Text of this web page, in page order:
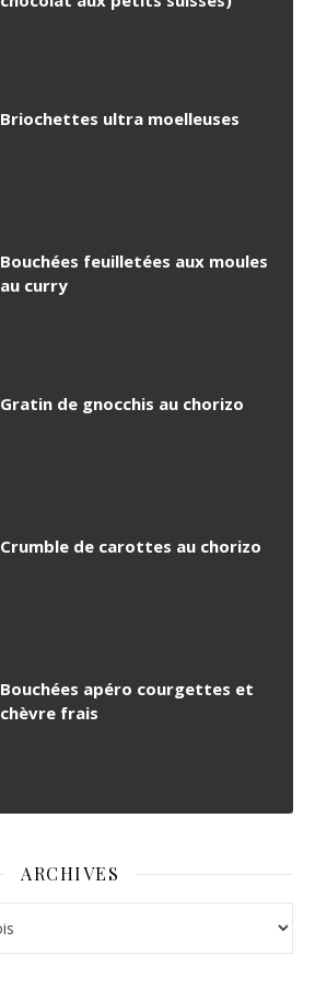
Briochettes ultra moelleuses
Bouchées feuilletées aux moules
au curry
Gratin de gnocchis au chorizo
Crumble de carottes au chorizo
Bouchées apéro courgettes et
chèvre frais
ARCHIVES